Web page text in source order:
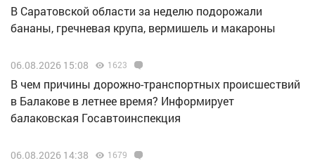
В Саратовской области за неделю подорожали
бананы, гречневая крупа, вермишель и макароны
06.08.2026 15:08 1623
В чем причины дорожно-транспортных происшествий
в Балакове в летнее время? Информирует
балаковская Госавтоинспекция
06.08.2026 14:38 1679